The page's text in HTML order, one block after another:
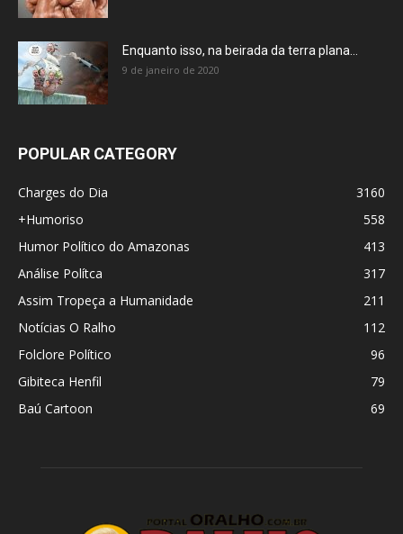
Enquanto isso, na beirada da terra plana…
9 de janeiro de 2020
POPULAR CATEGORY
Charges do Dia
3160
+Humoriso
558
Humor Político do Amazonas
413
Análise Polítca
317
Assim Tropeça a Humanidade
211
Notícias O Ralho
112
Folclore Político
96
Gibiteca Henfil
79
Baú Cartoon
69